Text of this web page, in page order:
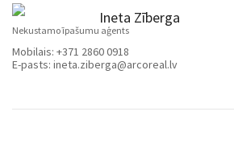
Ineta Zīberga
Nekustamo īpašumu aģents
Mobilais: +371 2860 0918
E-pasts: ineta.ziberga@arcoreal.lv